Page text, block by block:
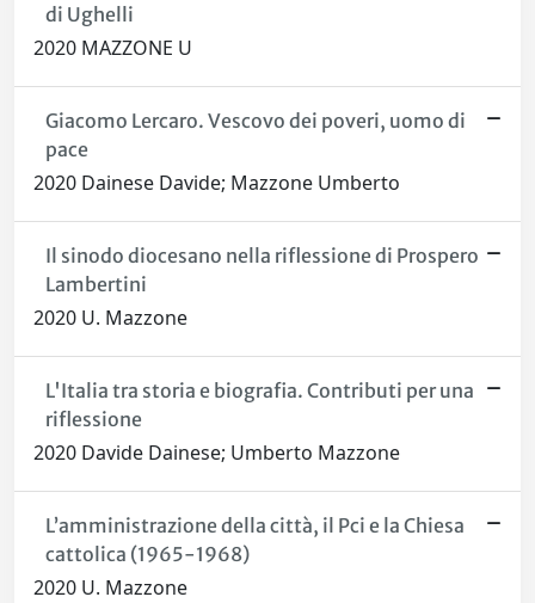
di Ughelli
2020 MAZZONE U
Giacomo Lercaro. Vescovo dei poveri, uomo di
pace
2020 Dainese Davide; Mazzone Umberto
Il sinodo diocesano nella riflessione di Prospero
Lambertini
2020 U. Mazzone
L'Italia tra storia e biografia. Contributi per una
riflessione
2020 Davide Dainese; Umberto Mazzone
L’amministrazione della città, il Pci e la Chiesa
cattolica (1965-1968)
2020 U. Mazzone